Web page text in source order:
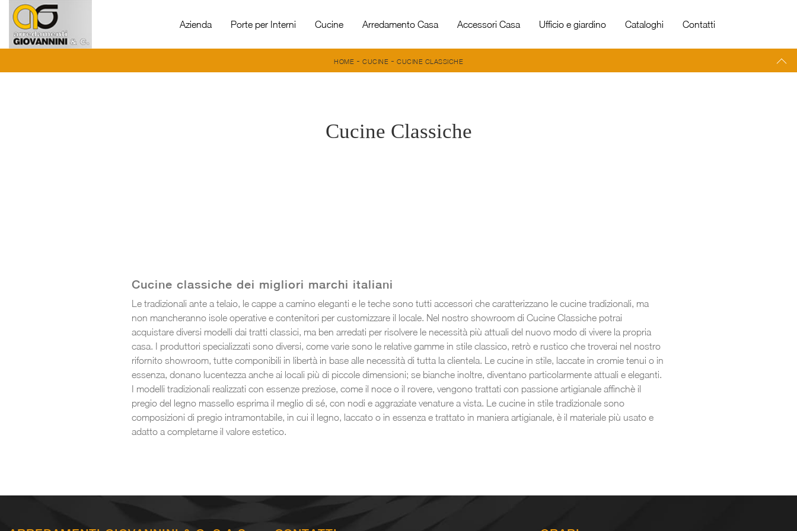
Azienda Porte per Interni Cucine Arredamento Casa Accessori Casa Ufficio e giardino Cataloghi Contatti
HOME - CUCINE - CUCINE CLASSICHE
Cucine Classiche
Cucine classiche dei migliori marchi italiani
Le tradizionali ante a telaio, le cappe a camino eleganti e le teche sono tutti accessori che caratterizzano le cucine tradizionali, ma
non mancheranno isole operative e contenitori per customizzare il locale. Nel nostro showroom di Cucine Classiche potrai
acquistare diversi modelli dai tratti classici, ma ben arredati per risolvere le necessità più attuali del nuovo modo di vivere la propria
casa. I produttori specializzati sono diversi, come varie sono le relative gamme in stile classico, retrò e rustico che troverai nel nostro
rifornito showroom, tutte componibili in libertà in base alle necessità di tutta la clientela. Le cucine in stile, laccate in cromie tenui o in
essenza, donano lucentezza anche ai locali più di piccole dimensioni; se bianche inoltre, diventano particolarmente attuali e eleganti.
I modelli tradizionali realizzati con essenze preziose, come il noce o il rovere, vengono trattati con passione artigianale affinchè il
pregio del legno massello esprima il meglio di sé, con nodi e aggraziate venature a vista. Le cucine in stile tradizionale sono
composizioni di pregio intramontabile, in cui il legno, laccato o in essenza e trattato in maniera artigianale, è il materiale più usato e
adatto a completarne il valore estetico.